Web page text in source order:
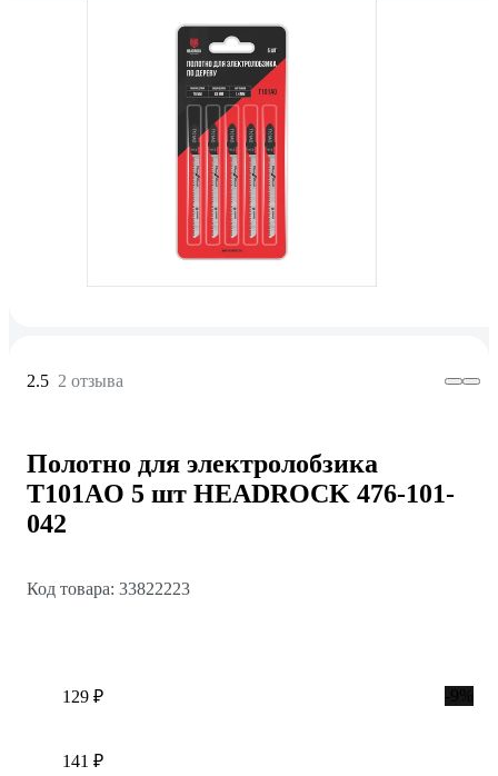
2.5 2 отзыва
Полотно для электролобзика
T101AO 5 шт HEADROCK 476-101-
042
Код товара: 33822223
129 ₽
141 ₽